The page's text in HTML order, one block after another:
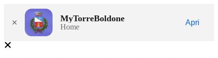
× MyTorreBoldone
Home
Apri